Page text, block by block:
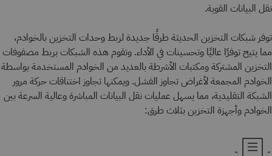
نقل البيانات القوية.
توفر شبكات التخزين الحديثة طرقًا جديدة لربط وحدات التخزين بالخوادم،
مما يتيح توفرًا عاليًا وتحسينات في الأداء. وتقوم هذه الشبكات بربط مصفوفات
التخزين المشتركة ومكتبات الأشرطة بالعديد من الخوادم المستخدمة بواسطة
الخوادم المجمعة لأغراض تجاوز الفشل. ويمكنها تجاوز اختناقات حركة مرور
الشبكة التقليدية، مما يسهل عمليات نقل البيانات المباشرة وعالية السرعة بين
الخوادم وأجهزة التخزين بثلاث طرق: